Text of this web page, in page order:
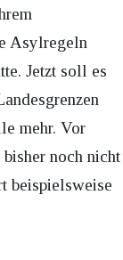
Asylregeln
Jetzt soll es
mehr. Vor
noch nicht
beispielsweise